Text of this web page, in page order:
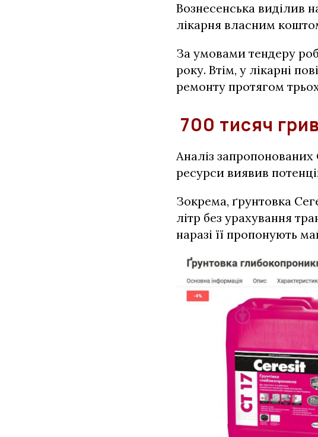
Вознесенська виділив
лікарня власним
За умовами тендеру
року. Втім, у лікарні
ремонту протягом
700 тисяч
Аналіз
ресурси виявив
Зокрема, ґрунтовка
літр без урахування
наразі її пропонують